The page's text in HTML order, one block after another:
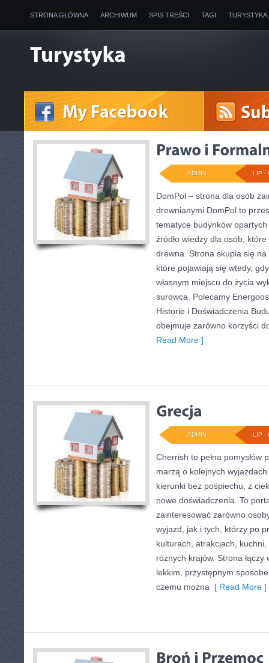
STRONA GŁÓWNA ARCHIWUM SPIS TREŚCI TAGI
LIP -
ADMIN
DomPol – strona dla osób
drewnianymi DomPol to
tematyce budynków
źródło wiedzy dla osób,
drewna. Strona skupia się
które pojawiają się wtedy,
własnym miejscu do życia
surowca. Polecamy
Historie i Doświadczenia
obejmuje zarówno korzyści
Read More ]
LIP -
ADMIN
Cherrish to pełna pomysłów
marzą o kolejnych
kierunki bez pośpiechu, z
nowe doświadczenia. To
zainteresować zarówno
wyjazd, jak i tych, którzy po
kulturach, atrakcjach,
różnych krajów. Strona
lekkim, przystępnym
czemu można [ Read More ]